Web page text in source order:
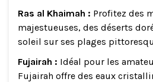
Ras al Khaimah : Profitez des
majestueuses, des déserts
soleil sur ses plages
Fujairah : Idéal pour les
Fujairah offre des eaux